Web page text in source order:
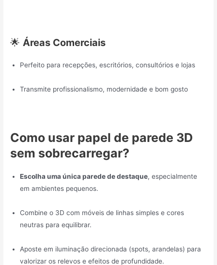
🌟Áreas Comerciais
Perfeito para recepções, escritórios, consultórios e lojas
Transmite profissionalismo, modernidade e bom gosto
Como usar papel de parede 3D
sem sobrecarregar?
Escolha uma única parede de destaque, especialmente
em ambientes pequenos.
Combine o 3D com móveis de linhas simples e cores
neutras para equilibrar.
Aposte em iluminação direcionada (spots, arandelas) para
valorizar os relevos e efeitos de profundidade.